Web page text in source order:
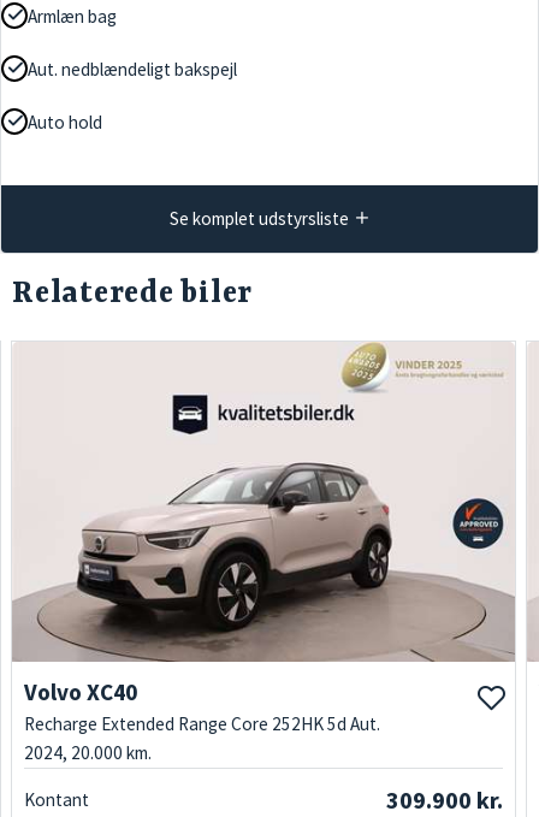
Armlæn bag
Aut. nedblændeligt bakspejl
Auto hold
Se komplet udstyrsliste
Relaterede biler
Volvo XC40
Recharge Extended Range Core 252HK 5d Aut.
2024, 20.000 km.
Kontant 309.900 kr.